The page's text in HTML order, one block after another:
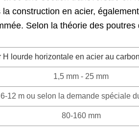
construction en acier,
Selon la théorie des
H lourde horizontale en acier au
1,5 mm - 25 mm
6-12 m ou selon la demande spéciale
80-160 mm